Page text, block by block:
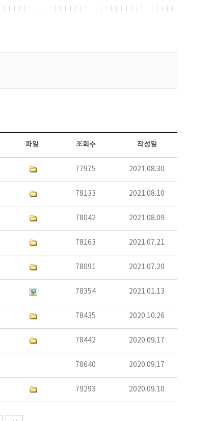
파일 조회수 작성일
77975 2021.08.30
78133 2021.08.10
78042 2021.08.09
78163 2021.07.21
78091 2021.07.20
78354 2021.01.13
78435 2020.10.26
78442 2020.09.17
78640 2020.09.17
79293 2020.09.10